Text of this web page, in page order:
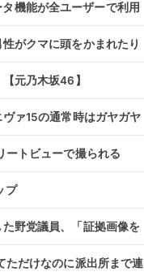
機能が全ユーザーで利用
がクマに頭をかまれたり
元乃木坂46】
ァ15の通常時はガヤガヤ
れたのでは？」
ートビューで撮られる
プ
野党議員、「証拠画像を
まれると……
ただけなのに派出所まで連